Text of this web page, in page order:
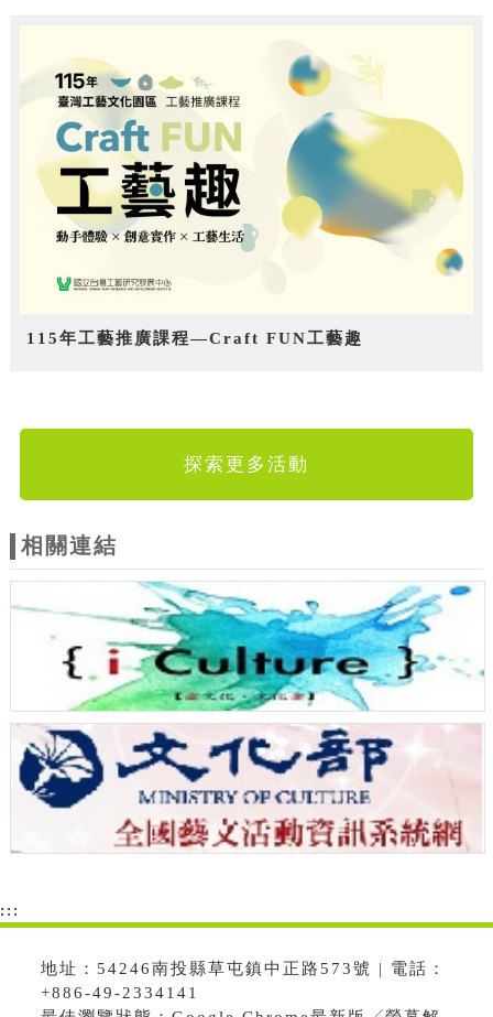
115年工藝推廣課程—Craft FUN工藝趣
探索更多活動
相關連結
:::
地址：54246南投縣草屯鎮中正路573號 | 電話：
+886-49-2334141